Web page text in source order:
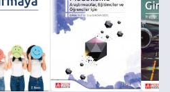
ve Dijital Ortamda